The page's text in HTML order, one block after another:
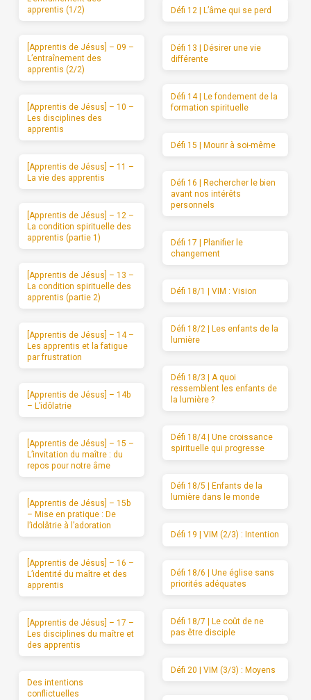
apprentis (1/2)
[Apprentis de Jésus] – 09 –
L’entraînement des
apprentis (2/2)
[Apprentis de Jésus] – 10 –
Les disciplines des
apprentis
[Apprentis de Jésus] – 11 –
La vie des apprentis
[Apprentis de Jésus] – 12 –
La condition spirituelle des
apprentis (partie 1)
[Apprentis de Jésus] – 13 –
La condition spirituelle des
apprentis (partie 2)
[Apprentis de Jésus] – 14 –
Les apprentis et la fatigue
par frustration
[Apprentis de Jésus] – 14b
– L’idôlatrie
[Apprentis de Jésus] – 15 –
L’invitation du maître : du
repos pour notre âme
[Apprentis de Jésus] – 15b
– Mise en pratique : De
l’idolâtrie à l’adoration
[Apprentis de Jésus] – 16 –
L’identité du maître et des
apprentis
[Apprentis de Jésus] – 17 –
Les disciplines du maître et
des apprentis
Des intentions
conflictuelles
Défi 12 | L’âme qui se perd
Défi 13 | Désirer une vie
différente
Défi 14 | Le fondement de la
formation spirituelle
Défi 15 | Mourir à soi-même
Défi 16 | Rechercher le bien
avant nos intérêts
personnels
Défi 17 | Planifier le
changement
Défi 18/1 | VIM : Vision
Défi 18/2 | Les enfants de la
lumière
Défi 18/3 | A quoi
ressemblent les enfants de
la lumière ?
Défi 18/4 | Une croissance
spirituelle qui progresse
Défi 18/5 | Enfants de la
lumière dans le monde
Défi 19 | VIM (2/3) : Intention
Défi 18/6 | Une église sans
priorités adéquates
Défi 18/7 | Le coût de ne
pas être disciple
Défi 20 | VIM (3/3) : Moyens